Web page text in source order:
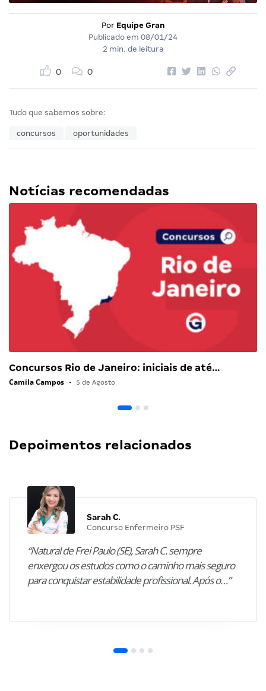
Por Equipe Gran
Publicado em 08/01/24
2 min. de leitura
0 0
Tudo que sabemos sobre:
concursos oportunidades
Notícias recomendadas
Concursos Rio de Janeiro: iniciais de até…
Camila Campos • 5 de Agosto
Depoimentos relacionados
Sarah C.
Concurso Enfermeiro PSF
“Natural de Frei Paulo (SE), Sarah C. sempre
enxergou os estudos como o caminho mais seguro
para conquistar estabilidade profissional. Após o…”